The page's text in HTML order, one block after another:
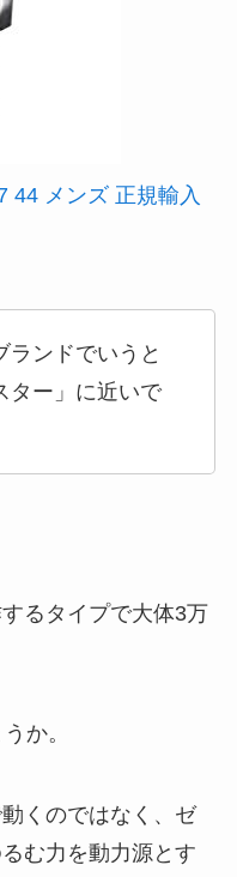
44 メンズ 正規輸入
ランドでいうと
ター」に近いで
るタイプで大体3万
か。
くのではなく、ゼ
む力を動力源とす